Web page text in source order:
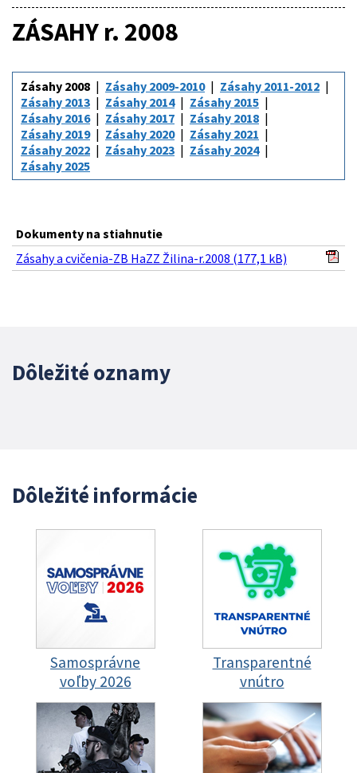
ZÁSAHY r. 2008
Zásahy 2008 Zásahy 2009-2010
Zásahy 2011-2012
Zásahy 2013
Zásahy 2014
Zásahy 2015
Zásahy 2016
Zásahy 2017
Zásahy 2018
Zásahy 2019
Zásahy 2020
Zásahy 2021
Zásahy 2022
Zásahy 2023
Zásahy 2024
Zásahy 2025
Dokumenty na stiahnutie
Zásahy a cvičenia-ZB HaZZ Žilina-r.2008 (177,1 kB)
Dôležité oznamy
Dôležité informácie
Samosprávne
voľby 2026
Transparentné
vnútro